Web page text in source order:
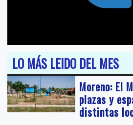
LO MÁS LEIDO DEL MES
Moreno: El
plazas y
distintas